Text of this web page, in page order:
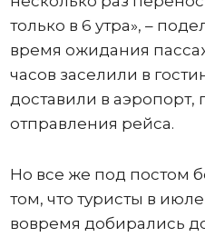
только в 6 утра», –
время ожидания
часов заселили в
доставили в аэропорт,
отправления рейса.
Но все же под постом
том, что туристы в июле
вовремя добирались